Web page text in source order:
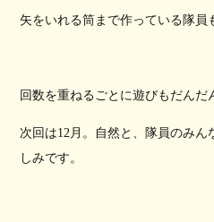
矢をいれる筒まで作っている隊員
回数を重ねるごとに遊びもだんだ
次回は12月。自然と、隊員のみ
しみです。